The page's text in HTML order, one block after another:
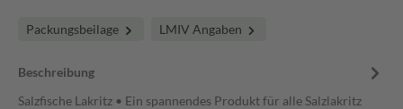
Packungsbeilage LMIV Angaben
Beschreibung
Salzfische Lakritz • Ein spannendes Produkt für alle Salzlakritz